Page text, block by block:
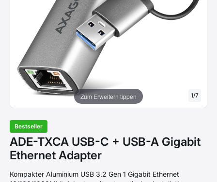
Zum Erweitern tippen 1/7
Bestseller
ADE-TXCA USB-C + USB-A Gigabit
Ethernet Adapter
Kompakter Aluminium USB 3.2 Gen 1 Gigabit Ethernet